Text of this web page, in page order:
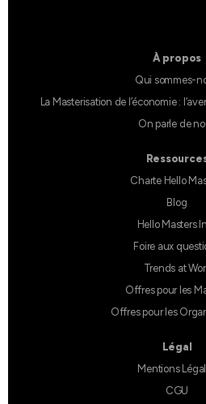
À propos
Qui sommes-
La Masterisation de l’économie :
On parle de
Charte Hello
Blog
Hello Masters
Foire aux
Trends at
Offres pour les
Offres pour les
Légal
Mentions
CGU